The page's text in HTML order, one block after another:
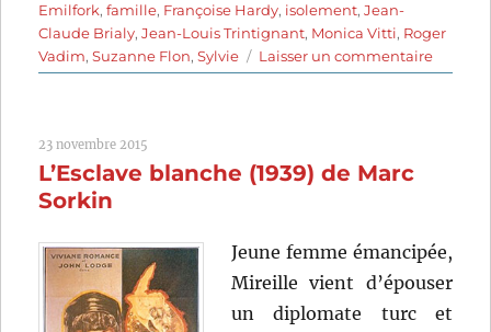
Emilfork,famille, Françoise Hardy, isolement,Jean-
Claude Brialy,Jean-Louis Trintignant, Monica Vitti, Roger
Vadim,Suzanne Flon,Sylvie Laisser un commentairesur
23 novembre 2015
L’Esclave blanche (1939) de Marc
Sorkin
Jeune femme émancipée,
Mireille vient d’épouser
un diplomate turc et